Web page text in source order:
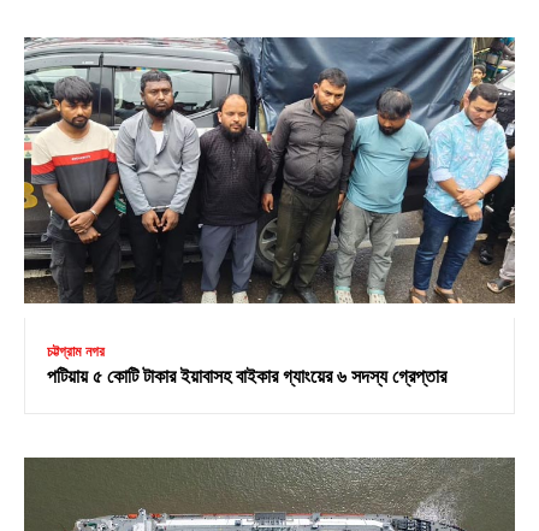
চট্টগ্রাম নগর
পটিয়ায় ৫ কোটি টাকার ইয়াবাসহ বাইকার গ্যাংয়ের ৬ সদস্য গ্রেপ্তার